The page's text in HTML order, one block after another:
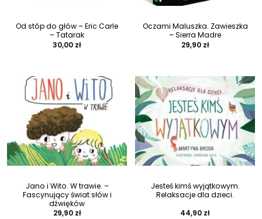
Od stóp do głów – Eric Carle
– Tatarak
30,00 zł
Oczami Maluszka. Zawieszka
– Sierra Madre
29,90 zł
Jano i Wito. W trawie. –
Fascynujący świat słów i
dźwięków
29,90 zł
Jesteś kimś wyjątkowym.
Relaksacje dla dzieci.
44,90 zł